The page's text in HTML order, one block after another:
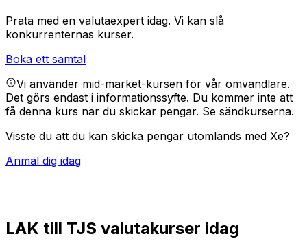
Prata med en valutaexpert idag. Vi kan slå
konkurrenternas kurser.
Boka ett samtal
Vi använder mid-market-kursen för vår omvandlare.
Det görs endast i informationssyfte. Du kommer inte att
få denna kurs när du skickar pengar. Se sändkurserna.
Visste du att du kan skicka pengar utomlands med Xe?
Anmäl dig idag
LAK till TJS valutakurser idag